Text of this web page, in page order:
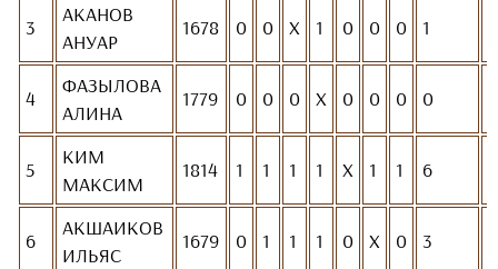
3
АКАНОВ
АНУАР
1678 0 0 Х 1 0 0 0 1
4
ФАЗЫЛОВА
АЛИНА
1779 0 0 0 Х 0 0 0 0
5
КИМ
МАКСИМ
1814 1 1 1 1 Х 1 1 6
6
АКШАИКОВ
ИЛЬЯС
1679 0 1 1 1 0 Х 0 3